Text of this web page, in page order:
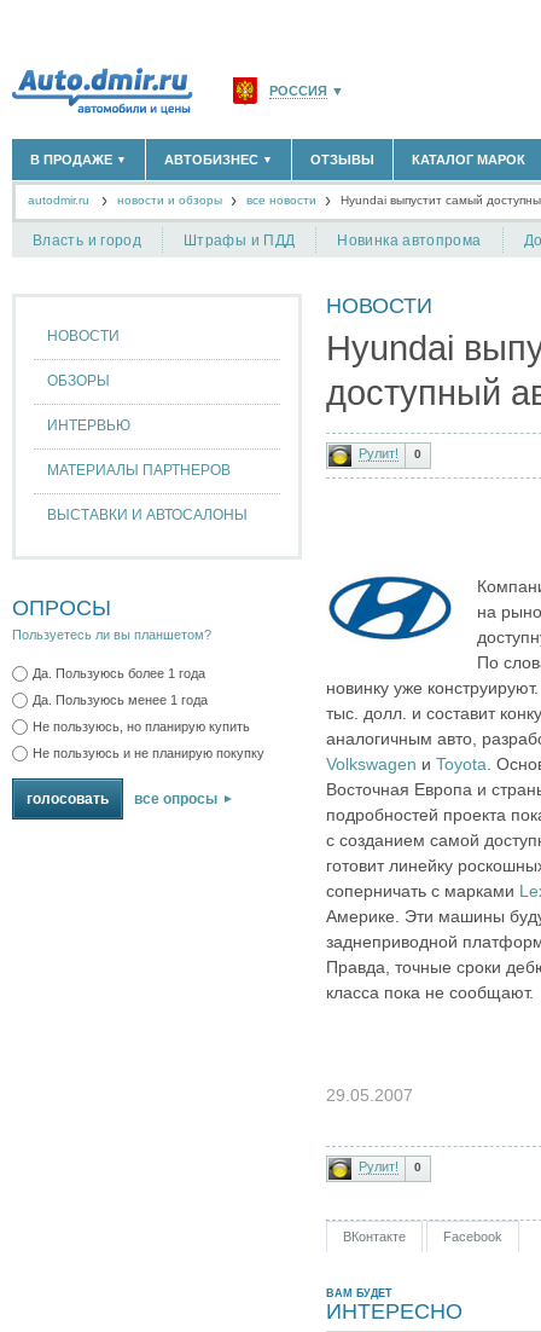
РОССИЯ ▼
САНКТ-ПЕТЕРБУРГ И ОБЛАСТЬ(14298)
КРАСНОДАРСКИЙ КРАЙ(5619)
КРЫМ РЕСПУБЛИКА(412)
В ПРОДАЖЕ ▼
НОВЫЕ АВТОМОБИЛИ(30122)
АВТОМОБИЛИ С ПРОБЕГОМ
АВТОБИЗНЕС ▼
ОФИЦИАЛЬНЫЕ ДИЛЕРЫ(1347)
ТАКСИ(278)
+ ДОБАВИТЬ КОМПАНИЮ
ОТЗЫВЫ КАТАЛОГ МАРОК
autodmir.ru новости и обзоры все новости Hyundai выпустит самый
Власть и город Штрафы и ПДД Новинка автопрома
НОВОСТИ
ОБЗОРЫ
ИНТЕРВЬЮ
МАТЕРИАЛЫ ПАРТНЕРОВ
ВЫСТАВКИ И АВТОСАЛОНЫ
ОПРОСЫ
Пользуетесь ли вы планшетом?
Да. Пользуюсь более 1 года
Да. Пользуюсь менее 1 года
Не пользуюсь, но планирую купить
Не пользуюсь и не планирую покупку
все опросы
НОВОСТИ
Hyundai
доступный
Рулит! 0
на
По
новинку уже
тыс. долл. и составит
аналогичным авто,
Volkswagen и Toyota .
Восточная Европа и
подробностей проекта
с созданием самой
готовит линейку
соперничать с марками
Америке. Эти машины
заднеприводной
Правда, точные сроки
класса пока не сообщают.
29.05.2007
Рулит! 0
ВКонтакте Facebook
ВАМ БУДЕТ
ИНТЕРЕСНО